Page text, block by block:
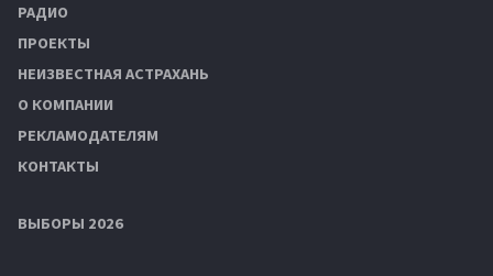
РАДИО
ПРОЕКТЫ
НЕИЗВЕСТНАЯ АСТРАХАНЬ
О КОМПАНИИ
РЕКЛАМОДАТЕЛЯМ
КОНТАКТЫ
ВЫБОРЫ 2026